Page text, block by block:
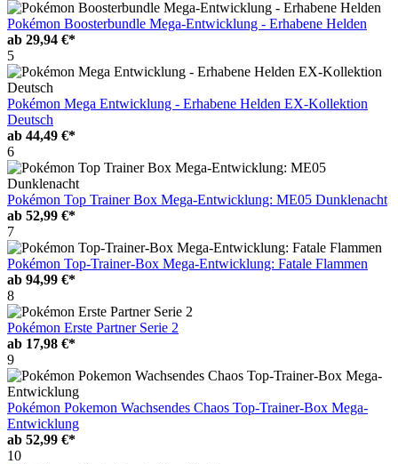
Pokémon Boosterbundle Mega-Entwicklung - Erhabene Helden
ab 29,94 €*
5
Pokémon Mega Entwicklung - Erhabene Helden EX-Kollektion
Deutsch
ab 44,49 €*
6
Pokémon Top Trainer Box Mega-Entwicklung: ME05 Dunklenacht
ab 52,99 €*
7
Pokémon Top-Trainer-Box Mega-Entwicklung: Fatale Flammen
ab 94,99 €*
8
Pokémon Erste Partner Serie 2
ab 17,98 €*
9
Pokémon Pokemon Wachsendes Chaos Top-Trainer-Box Mega-
Entwicklung
ab 52,99 €*
10